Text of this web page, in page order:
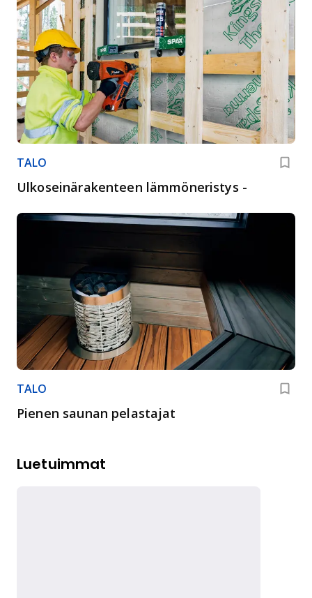
TALO
Ulkoseinärakenteen lämmöneristys -
TALO
Pienen saunan pelastajat
Luetuimmat